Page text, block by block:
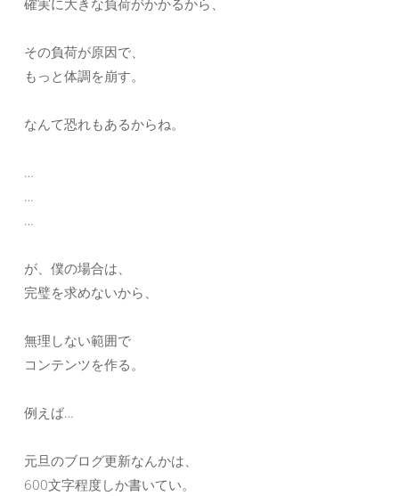
確実に大きな負荷がかかるから、
その負荷が原因で、
もっと体調を崩す。
なんて恐れもあるからね。
…
…
…
が、僕の場合は、
完璧を求めないから、
無理しない範囲で
コンテンツを作る。
例えば…
元旦のブログ更新なんかは、
600文字程度しか書いてい。